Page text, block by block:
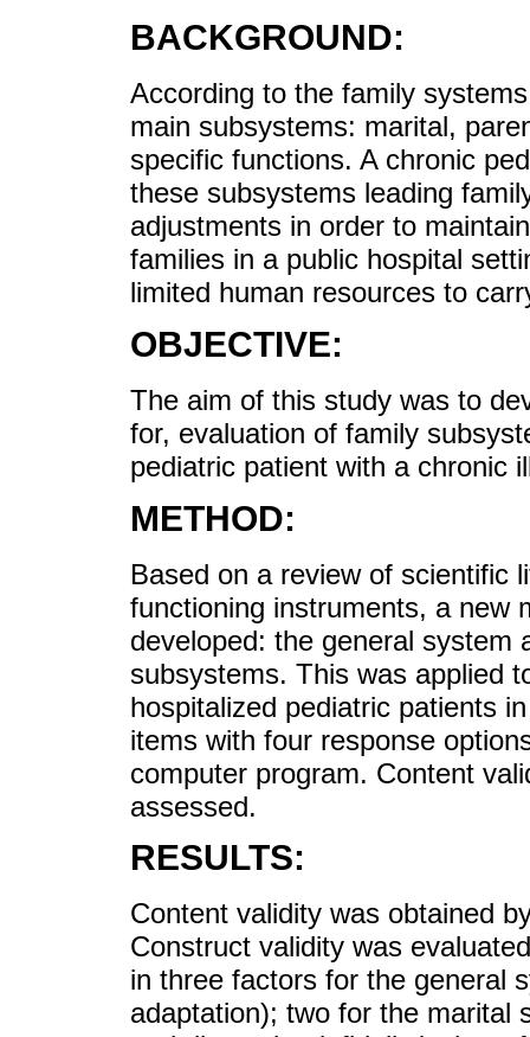
BACKGROUND:
According to the family
main subsystems: marital,
specific functions. A chronic
these subsystems leading
adjustments in order to
families in a public hospital
limited human resources to
OBJECTIVE:
The aim of this study was to
for, evaluation of family
pediatric patient with a chronic
METHOD:
Based on a review of scientific
functioning instruments, a new
developed: the general system
subsystems. This was applied
hospitalized pediatric patients
items with four response
computer program. Content
assessed.
RESULTS:
Content validity was obtained
Construct validity was
in three factors for the general
adaptation); two for the marital